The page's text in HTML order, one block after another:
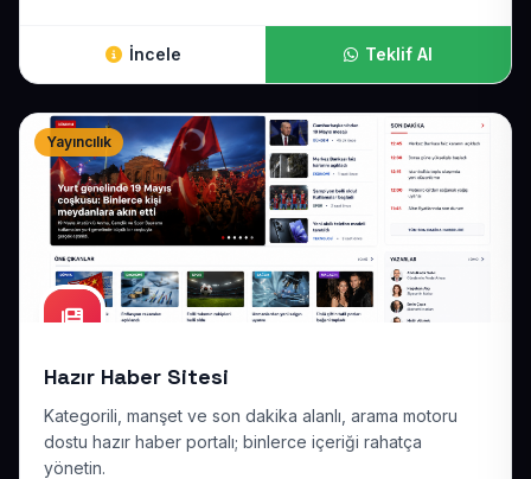
İncele Teklif Al
Yayıncılık
Hazır Haber Sitesi
Kategorili, manşet ve son dakika alanlı, arama motoru
dostu hazır haber portalı; binlerce içeriği rahatça
yönetin.